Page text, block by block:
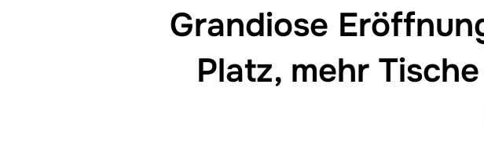
Grandiose
Platz, mehr